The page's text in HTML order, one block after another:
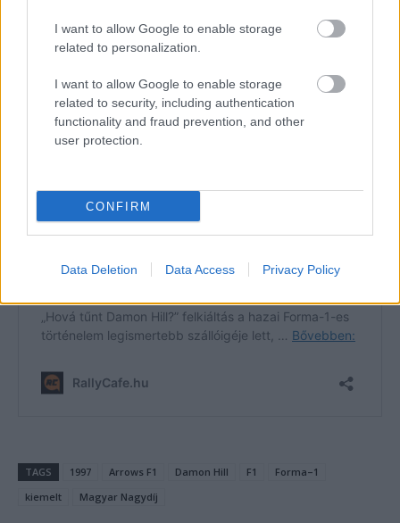
I want to allow Google to enable storage
related to personalization.
I want to allow Google to enable storage
related to security, including authentication
functionality and fraud prevention, and other
user protection.
CONFIRM
Data Deletion Data Access Privacy Policy
TAGS 1997 Arrows F1 Damon Hill F1
Forma–1
kiemelt
Magyar Nagydíj